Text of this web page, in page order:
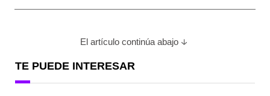
El artículo continúa abajo
TE PUEDE INTERESAR